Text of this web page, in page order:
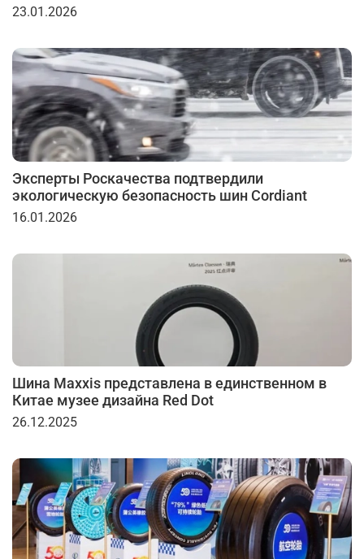
23.01.2026
Эксперты Роскачества подтвердили
экологическую безопасность шин Cordiant
16.01.2026
Шина Maxxis представлена в единственном в
Китае музее дизайна Red Dot
26.12.2025